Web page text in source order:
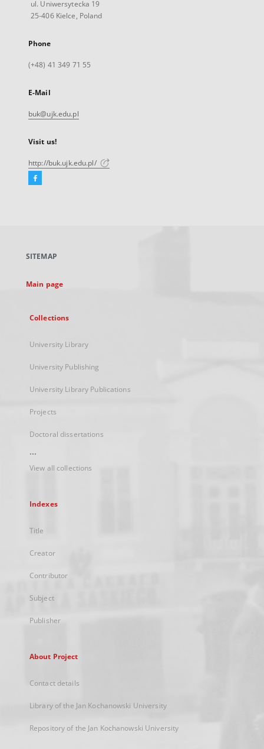
ul. Uniwersytecka 19
25-406 Kielce, Poland
Phone
(+48) 41 349 71 55
E-Mail
buk@ujk.edu.pl
Visit us!
http://buk.ujk.edu.pl/
Facebook
new
SITEMAP
Main page
Collections
University Library
University Publishing
University Library Publications
Projects
Doctoral dissertations
...
View all collections
Indexes
Title
Creator
Contributor
Subject
Publisher
About Project
Contact details
Library of the Jan Kochanowski University
Repository of the Jan Kochanowski University